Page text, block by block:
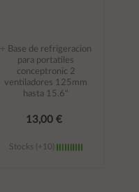
÷ Base de refrigeracion
para portatiles
conceptronic 2
ventiladores 125mm
hasta 15.6"
13,00 €
Stocks (+10)